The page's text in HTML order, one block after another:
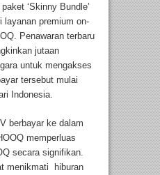
‘Skinny Bundle’
layanan premium on-
Penawaran terbaru
jutaan
untuk mengakses
tersebut mulai
Indonesia.
berbayar ke dalam
memperluas
secara signifikan.
menikmati hiburan